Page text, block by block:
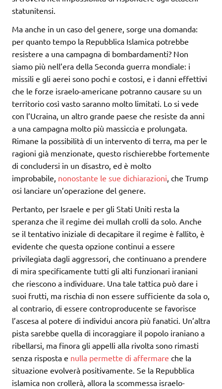
statunitensi.
Ma anche in un caso del genere, sorge una domanda:
per quanto tempo la Repubblica Islamica potrebbe
resistere a una campagna di bombardamenti? Non
siamo più nell’era della Seconda guerra mondiale: i
missili e gli aerei sono pochi e costosi, e i danni effettivi
che le forze israelo-americane potranno causare su un
territorio così vasto saranno molto limitati. Lo si vede
con l’Ucraina, un altro grande paese che resiste da anni
a una campagna molto più massiccia e prolungata.
Rimane la possibilità di un intervento di terra, ma per le
ragioni già menzionate, questo rischierebbe fortemente
di concludersi in un disastro, ed è molto
improbabile, nonostante le sue dichiarazioni , che Trump
osi lanciare un’operazione del genere.
Pertanto, per Israele e per gli Stati Uniti resta la
speranza che il regime dei mullah crolli da solo. Anche
se il tentativo iniziale di decapitare il regime è fallito, è
evidente che questa opzione continui a essere
privilegiata dagli aggressori, che continuano a prendere
di mira specificamente tutti gli alti funzionari iraniani
che riescono a individuare. Una tale tattica può dare i
suoi frutti, ma rischia di non essere sufficiente da sola o,
al contrario, di essere controproducente se favorisce
l’ascesa al potere di individui ancora più fanatici. Un’altra
pista sarebbe quella di incoraggiare il popolo iraniano a
ribellarsi, ma finora gli appelli alla rivolta sono rimasti
senza risposta e nulla permette di affermare che la
situazione evolverà positivamente. Se la Repubblica
islamica non crollerà, allora la scommessa israelo-